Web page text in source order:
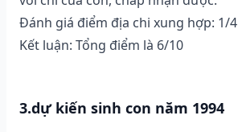
Đánh giá điểm địa chi xung hợp: 1/4
Kết luận: Tổng điểm là 6/10
3.dự kiến sinh con năm 1994